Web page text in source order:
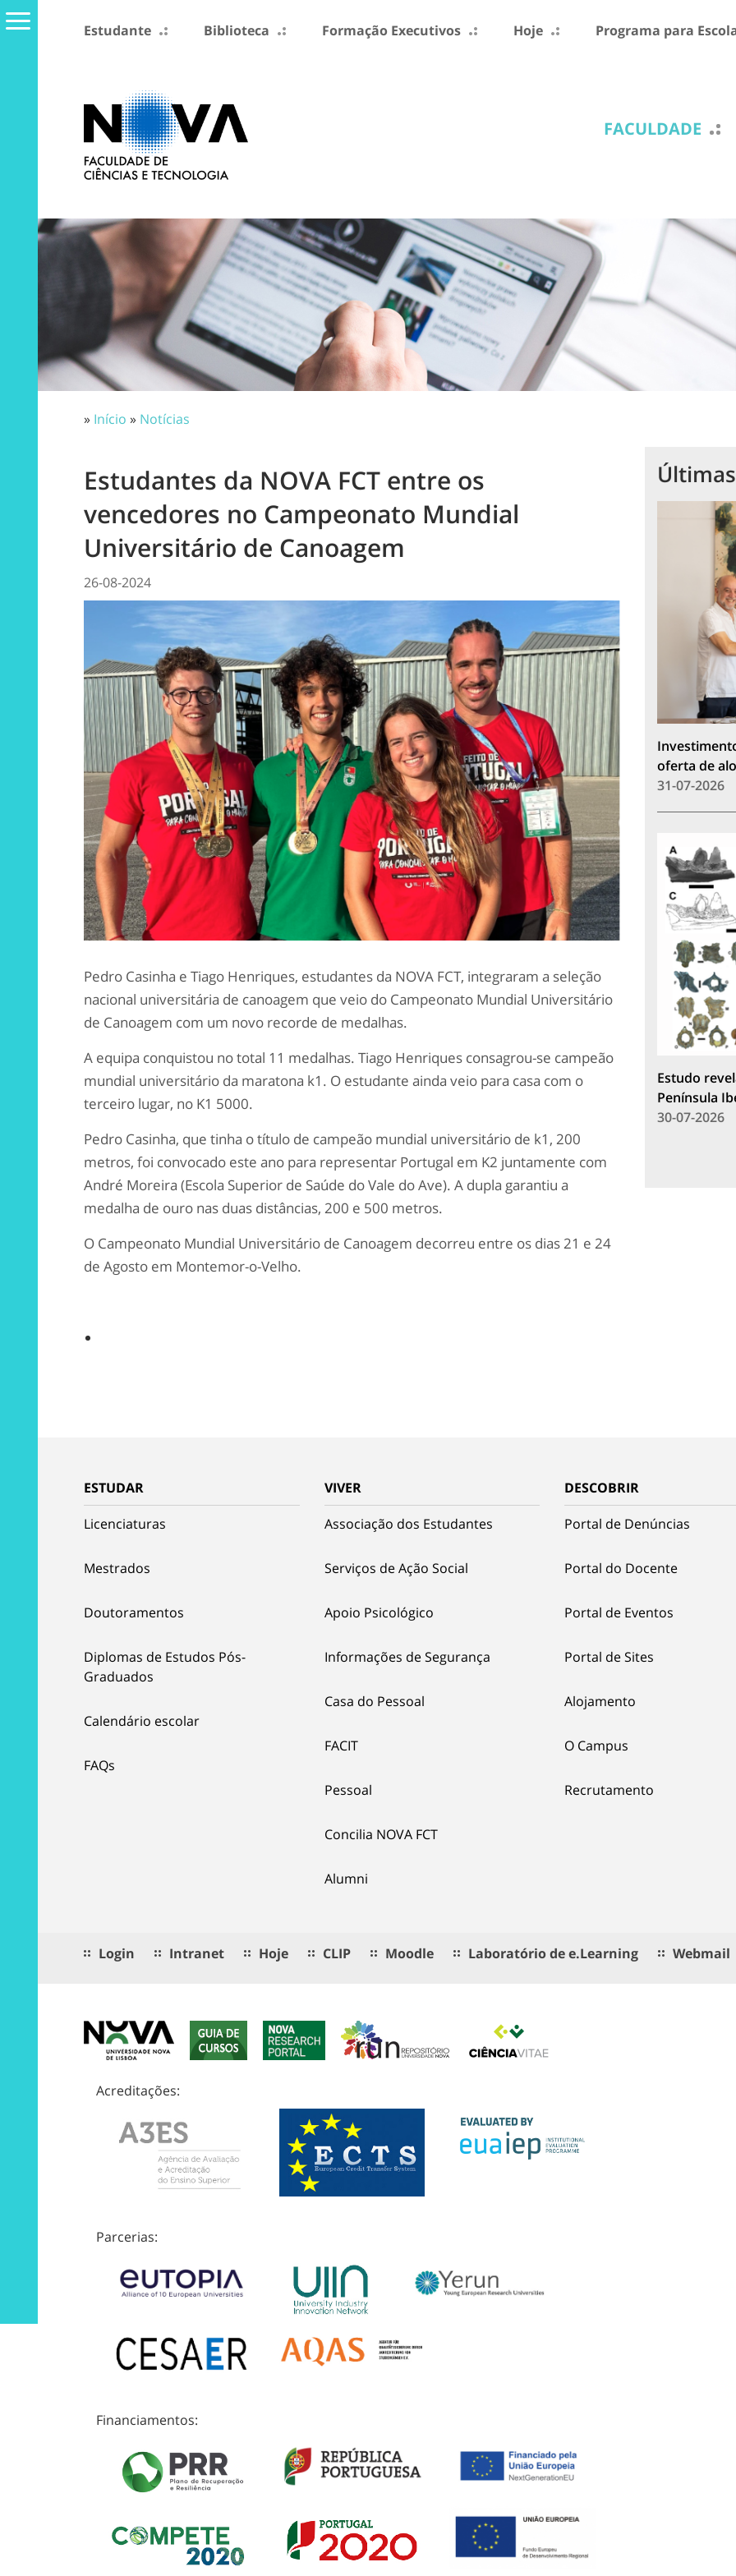
Estudante Biblioteca Formação Executivos Hoje Programa para
FACULDADE
» Início » Notícias
Estudantes da NOVA FCT entre os
vencedores no Campeonato Mundial
Universitário de Canoagem
26-08-2024
Pedro Casinha e Tiago Henriques, estudantes da NOVA FCT, integraram a seleção
nacional universitária de canoagem que veio do Campeonato Mundial Universitário
de Canoagem com um novo recorde de medalhas.
A equipa conquistou no total 11 medalhas. Tiago Henriques consagrou-se campeão
mundial universitário da maratona k1. O estudante ainda veio para casa com o
terceiro lugar, no K1 5000.
Pedro Casinha, que tinha o título de campeão mundial universitário de k1, 200
metros, foi convocado este ano para representar Portugal em K2 juntamente com
André Moreira (Escola Superior de Saúde do Vale do Ave). A dupla garantiu a
medalha de ouro nas duas distâncias, 200 e 500 metros.
O Campeonato Mundial Universitário de Canoagem decorreu entre os dias 21 e 24
de Agosto em Montemor-o-Velho.
oferta de
31-07-2026
Estudo
Península
30-07-2026
ESTUDAR
Licenciaturas
Mestrados
Doutoramentos
Diplomas de Estudos Pós-
Graduados
Calendário escolar
FAQs
VIVER
Associação dos Estudantes
Serviços de Ação Social
Apoio Psicológico
Informações de Segurança
Casa do Pessoal
FACIT
Pessoal
Concilia NOVA FCT
Alumni
DESCOBRIR
Portal de Denúncias
Portal do Docente
Portal de Eventos
Portal de Sites
Alojamento
O Campus
Recrutamento
Login Intranet Hoje CLIP Moodle Laboratório de e.Learning Webmail
Acreditações:
Parcerias:
Financiamentos: